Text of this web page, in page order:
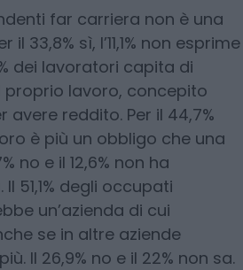
far carriera non è una
33,8% sì, l’11,1% non esprime
dei lavoratori capita di
proprio lavoro, concepito
reddito. Per il 44,7%
è più un obbligo che una
no e il 12,6% non ha
51,1% degli occupati
un’azienda di cui
se in altre aziende
Il 26,9% no e il 22% non sa.